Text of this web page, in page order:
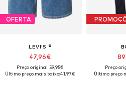
OFERTA
LEVI'S ®
47,96€
Preço original: 59,95€
Último preço mais baixo:41,97€
Preço
Último preço